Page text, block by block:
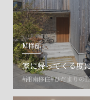
M様邸
家に帰ってくる度
#湘南移住#ひだまりの